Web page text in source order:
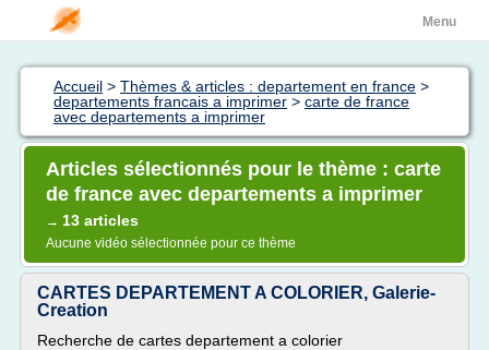
Menu
Accueil > Thèmes & articles : departement en france >
departements francais a imprimer > carte de france
avec departements a imprimer
Articles sélectionnés pour le thème : carte
de france avec departements a imprimer
→ 13 articles
Aucune vidéo sélectionnée pour ce thème
CARTES DEPARTEMENT A COLORIER, Galerie-
Creation
Recherche de cartes departement a colorier